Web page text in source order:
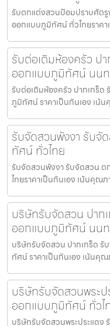
รับตกแต่งสวนป้อมปราบศัต
ออกแบบภูมิทัศน์ ทั่วไทยราค
รับต่อเติมห้องครัว ป
ออกแบบภูมิทัศน์ นน
รับต่อเติมห้องครัว ปากเกร็
ภูมิทัศน์ ราคาเป็นกันเอง เน้
รับจัดสวนพังงา รับจั
ทัศน์ ทั่วไทย
รับจัดสวนพังงา รับจัดสวน
ไทยราคาเป็นกันเอง เน้นคุณ
บริษัทรับจัดสวน ปาก
ออกแบบภูมิทัศน์ นน
บริษัทรับจัดสวน ปากเกร็ด
ทัศน์ ราคาเป็นกันเอง เน้นคุ
บริษัทรับจัดสวนพระ
ออกแบบภูมิทัศน์ ทั่วไ
บริษัทรับจัดสวนพระประแด